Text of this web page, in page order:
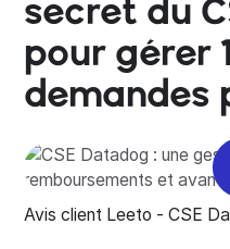
secret du
pour gérer
demandes
Avis client Leeto - CSE